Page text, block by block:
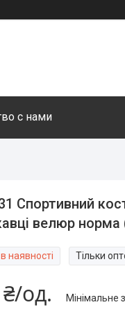
с нами
Спортивний
велюр норма
наявності Тільки
од. Мінімальне